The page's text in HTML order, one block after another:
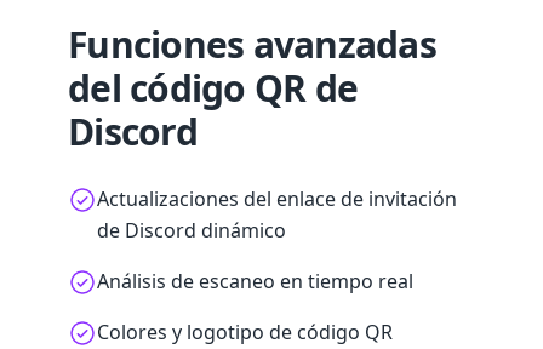
Funciones avanzadas
del código QR de
Discord
Actualizaciones del enlace de invitación
de Discord dinámico
Análisis de escaneo en tiempo real
Colores y logotipo de código QR